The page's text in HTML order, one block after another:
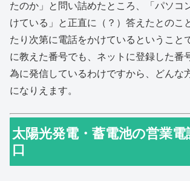
たのか」と問い詰めたところ、「パソコ
けている」と正直に（？）答えたとのこ
たり次第に電話をかけているということ
に教えた番号でも、ネットに登録した番
為に発信しているわけですから、どんな
になりえます。
太陽光発電・蓄電池の営業
口